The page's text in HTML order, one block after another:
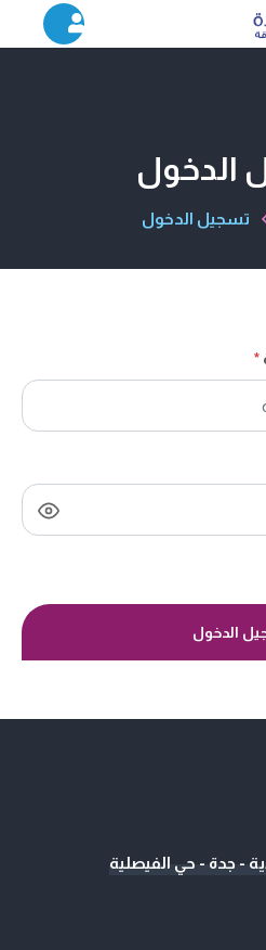
الدخول
تسجيل الدخول
*
الدخول
- جدة - حي الفيصلية